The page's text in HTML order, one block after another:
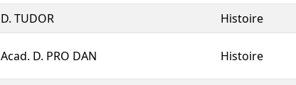
D. TUDOR Histoire
Acad. D. PRO DAN Histoire